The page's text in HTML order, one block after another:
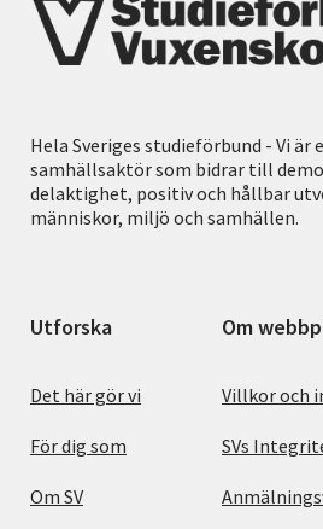
Hela Sveriges studieförbund - Vi är
samhällsaktör som bidrar till
delaktighet, positiv och hållbar
människor, miljö och samhällen.
Utforska
Det här gör vi
För dig som
Om SV
Om
Villkor och
SVs